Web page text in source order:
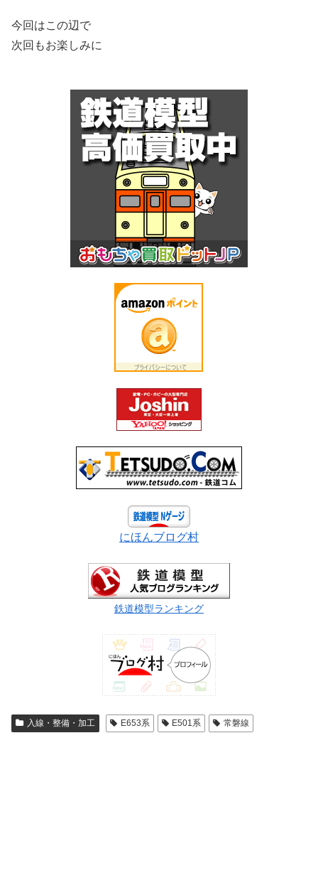
今回はこの辺で
次回もお楽しみに
にほんブログ村
鉄道模型ランキング
入線・整備・加工 E653系 E501系 常磐線